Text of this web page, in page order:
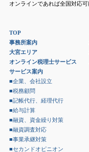
オンラインであれば全国対応可
TOP
事務所案内
大宮エリア
オンライン税理士サービス
サービス案内
■企業、会社設立
■税務顧問
■記帳代行、経理代行
■給与計算
■融資、資金繰り対策
■融資調査対応
■事業承継対策
■セカンドオピニオン